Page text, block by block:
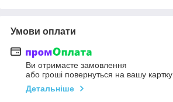
Умови оплати
Ви отримаєте замовлення
або гроші повернуться на вашу картку
Детальніше